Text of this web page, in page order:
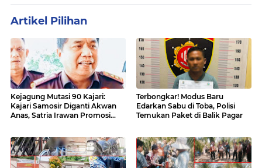
Artikel Pilihan
Kejagung Mutasi 90 Kajari:
Kajari Samosir Diganti Akwan
Anas, Satria Irawan Promosi
Terbongkar! Modus Baru
Edarkan Sabu di Toba, Polisi
Temukan Paket di Balik Pagar